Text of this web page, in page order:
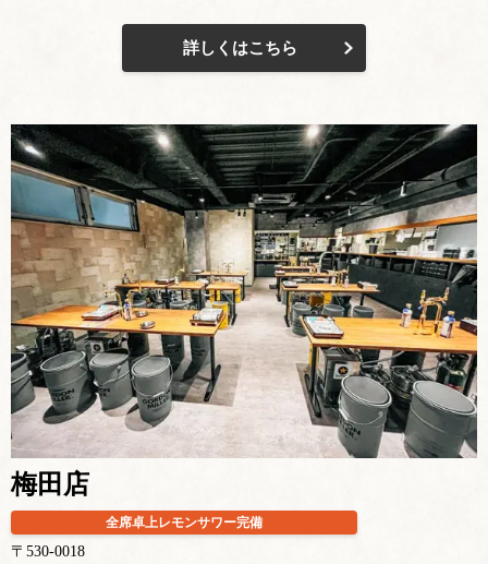
詳しくはこちら
梅田店
全席卓上レモンサワー完備
〒530-0018